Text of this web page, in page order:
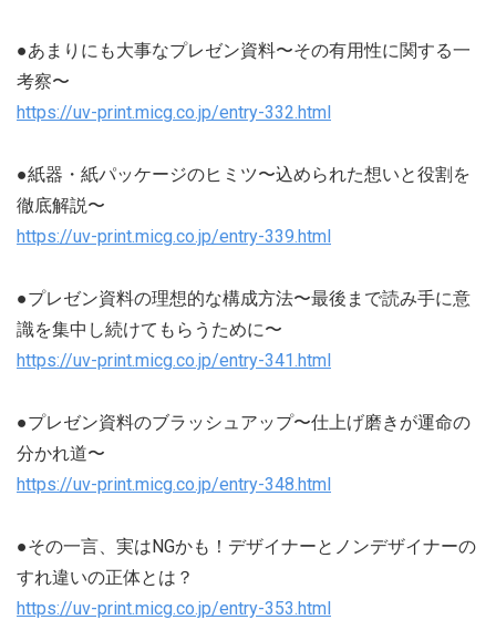
●あまりにも大事なプレゼン資料〜その有用性に関する一
考察〜
https://uv-print.micg.co.jp/entry-332.html
●紙器・紙パッケージのヒミツ〜込められた想いと役割を
徹底解説〜
https://uv-print.micg.co.jp/entry-339.html
●プレゼン資料の理想的な構成方法〜最後まで読み手に意
識を集中し続けてもらうために〜
https://uv-print.micg.co.jp/entry-341.html
●プレゼン資料のブラッシュアップ〜仕上げ磨きが運命の
分かれ道〜
https://uv-print.micg.co.jp/entry-348.html
●その一言、実はNGかも！デザイナーとノンデザイナーの
すれ違いの正体とは？
https://uv-print.micg.co.jp/entry-353.html